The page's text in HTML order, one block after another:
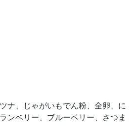
ナ、じゃがいもでん粉、全卵、に
ンベリー、ブルーベリー、さつま